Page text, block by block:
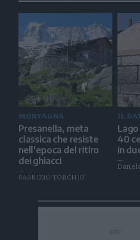
MONTAGNA
Presanella, meta
classica che resiste
nell'epoca del ritiro
dei ghiacci
FABRIZIO TORCHIO
IL
40
in